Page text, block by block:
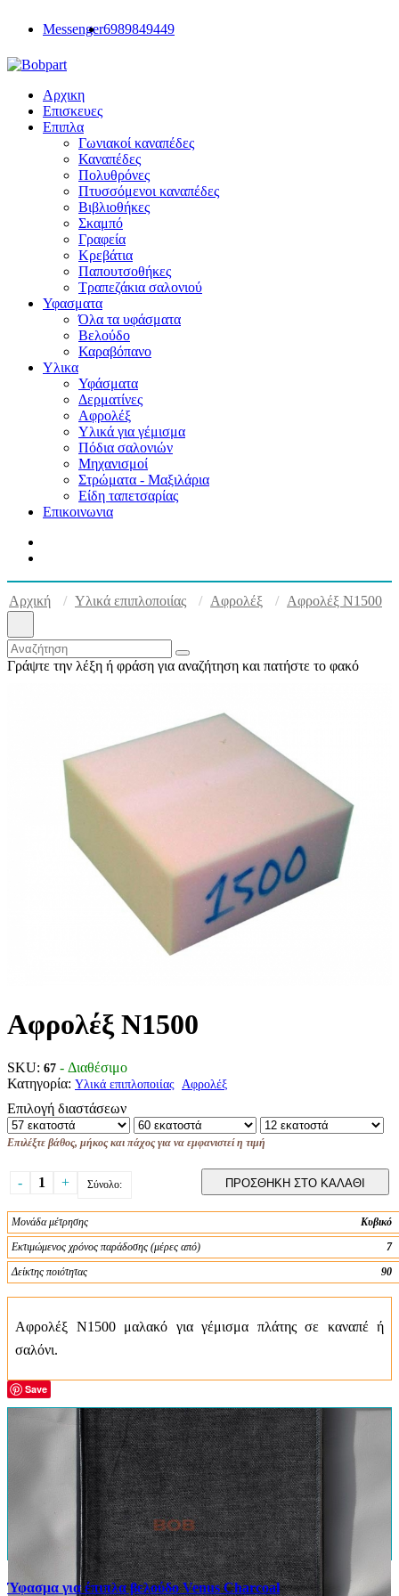
Messenger6989849449
Αρχικη
Επισκευες
Επιπλα
Γωνιακοί καναπέδες
Καναπέδες
Πολυθρόνες
Πτυσσόμενοι καναπέδες
Βιβλιοθήκες
Σκαμπό
Γραφεία
Κρεβάτια
Παπουτσοθήκες
Τραπεζάκια σαλονιού
Υφασματα
Όλα τα υφάσματα
Βελούδο
Καραβόπανο
Υλικα
Υφάσματα
Δερματίνες
Αφρολέξ
Υλικά για γέμισμα
Πόδια σαλονιών
Μηχανισμοί
Στρώματα - Μαξιλάρια
Είδη ταπετσαρίας
Επικοινωνια
Αρχική Υλικά επιπλοποιίας Αφρολέξ Αφρολέξ Ν1500
Γράψτε την λέξη ή φράση για αναζήτηση και πατήστε το φακό
Αφρολέξ Ν1500
SKU: 67 - Διαθέσιμο
Κατηγορία: Υλικά επιπλοποιίας Αφρολέξ
Επιλογή διαστάσεων
Επιλέξτε βάθος, μήκος και πάχος για να εμφανιστεί η τιμή
- 1 + Σύνολο: ΠΡΟΣΘΗΚΗ ΣΤΟ ΚΑΛΑΘΙ
Μονάδα μέτρησης
Κυβικό
Εκτιμώμενος χρόνος παράδοσης (μέρες από)
7
Δείκτης ποιότητας
90
Αφρολέξ Ν1500 μαλακό για γέμισμα πλάτης σε καναπέ ή
σαλόνι.
Save
Ύφασμα για έπιπλα βελούδο Venus Charcoal